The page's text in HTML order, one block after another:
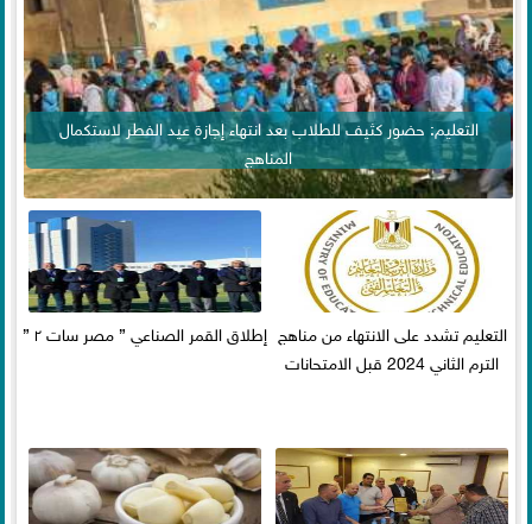
التعليم: حضور كثيف للطلاب بعد انتهاء إجازة عيد الفطر لاستكمال
المناهج
التعليم تشدد على الانتهاء من مناهج
الترم الثاني 2024 قبل الامتحانات
إطلاق القمر الصناعي ” مصر سات ٢ ”